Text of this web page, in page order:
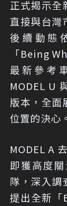
正式揭示全
直接與台灣
後續動態
「Being
最新參考
MODEL U
版本，全面
位置的決心。
MODEL A
即獲高度
隊，深入調
提出全新